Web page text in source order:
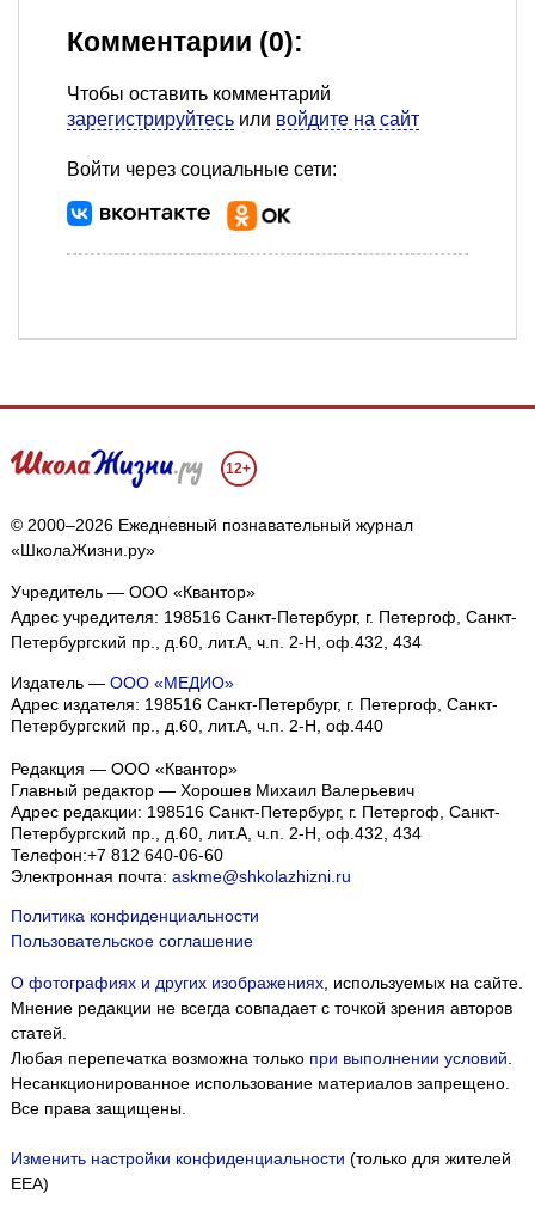
Комментарии (0):
Чтобы оставить комментарий
зарегистрируйтесь или войдите на сайт
Войти через социальные сети:
12+
© 2000–2026 Ежедневный познавательный журнал
«ШколаЖизни.ру»
Учредитель — ООО «Квантор»
Адрес учредителя: 198516 Санкт-Петербург, г. Петергоф, Санкт-
Петербургский пр., д.60, лит.А, ч.п. 2-Н, оф.432, 434
Издатель — ООО «МЕДИО»
Адрес издателя: 198516 Санкт-Петербург, г. Петергоф, Санкт-
Петербургский пр., д.60, лит.А, ч.п. 2-Н, оф.440
Редакция — ООО «Квантор»
Главный редактор — Хорошев Михаил Валерьевич
Адрес редакции: 198516 Санкт-Петербург, г. Петергоф, Санкт-
Петербургский пр., д.60, лит.А, ч.п. 2-Н, оф.432, 434
Телефон:+7 812 640-06-60
Электронная почта: askme@shkolazhizni.ru
Политика конфиденциальности
Пользовательское соглашение
О фотографиях и других изображениях, используемых на сайте.
Мнение редакции не всегда совпадает с точкой зрения авторов
статей.
Любая перепечатка возможна только при выполнении условий.
Несанкционированное использование материалов запрещено.
Все права защищены.
Изменить настройки конфиденциальности (только для жителей
EEA)